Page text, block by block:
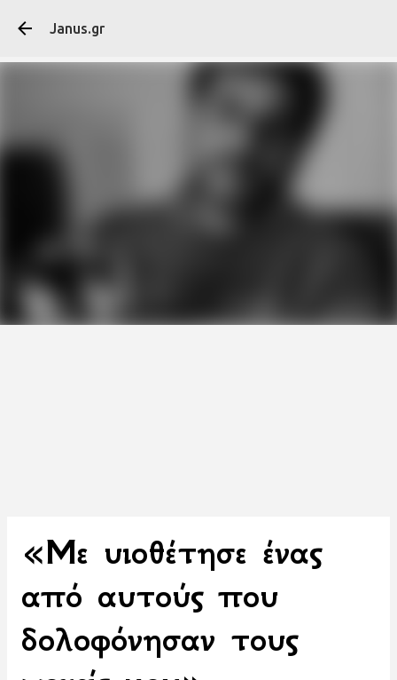
Janus.gr
«Με υιοθέτησε ένας
από αυτούς που
δολοφόνησαν τους